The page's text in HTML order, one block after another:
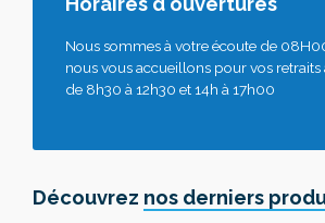
Nous sommes à votre écoute de
nous vous accueillons pour vos
de 8h30 à 12h30 et 14h à 17h00
Découvrez nos derniers